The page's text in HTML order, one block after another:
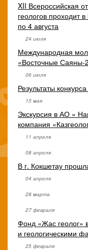
XII Всероссийская
геологов проходит
по 4 августа
24 июля
Международная
«Восточные Саяны-
06 июля
Результаты
15 мая
Экскурсия в АО »
компания
11 апреля
08 апреля
В г. Кокшетау
04 апреля
28 марта
27 февраля
Фонд «Жас геолог»
и геологическими
25 февраля